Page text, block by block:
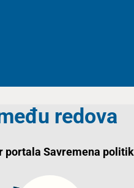
redova
portala Savremena